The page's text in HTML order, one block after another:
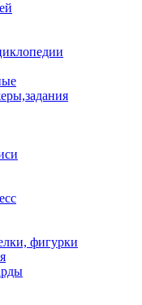
фигурки